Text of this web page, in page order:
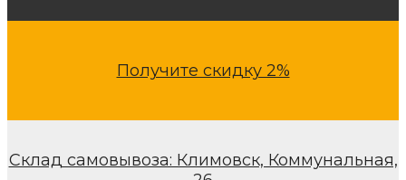
Получите скидку 2%
Склад самовывоза: Климовск, Коммунальная,